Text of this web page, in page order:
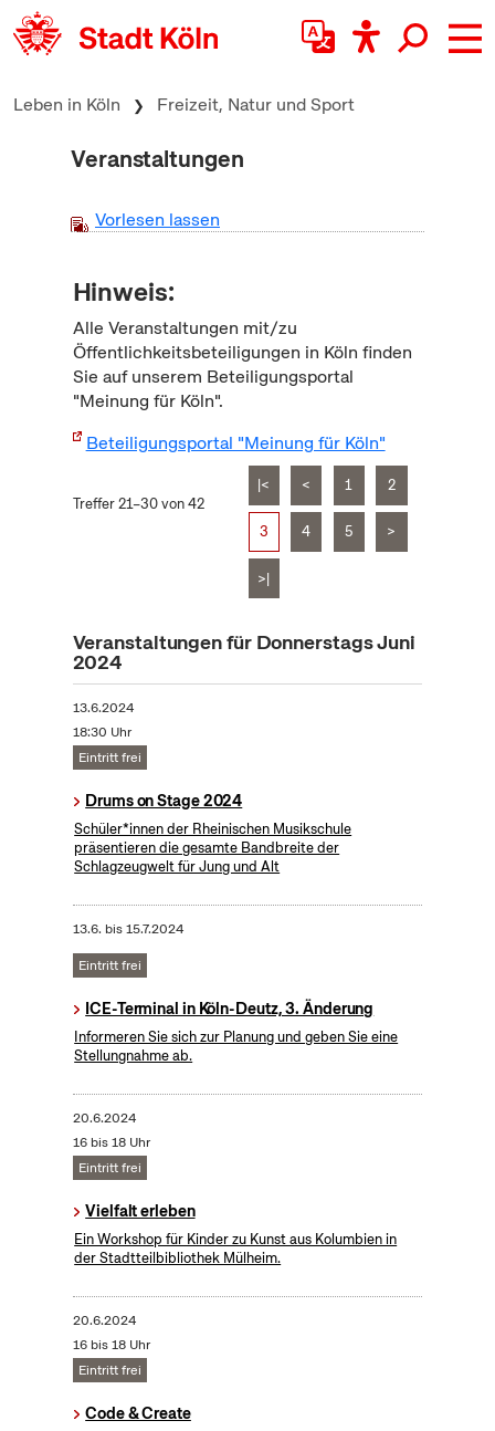
zum Inhalt springen
Leben in Köln Freizeit, Natur und Sport
Veranstaltungen
Vorlesen lassen
Hinweis:
Alle Veranstaltungen mit/zu
Öffentlichkeitsbeteiligungen in Köln finden
Sie auf unserem Beteiligungsportal
"Meinung für Köln".
Beteiligungsportal "Meinung für Köln"
Treffer 21–30 von 42
|< < 1 2
3 4 5 >
>|
Veranstaltungen für Donnerstags Juni
2024
13.6.2024
18:30 Uhr
Eintritt frei
Drums on Stage 2024
Schüler*innen der Rheinischen Musikschule
präsentieren die gesamte Bandbreite der
Schlagzeugwelt für Jung und Alt
13.6. bis15.7.2024
Eintritt frei
ICE-Terminal in Köln-Deutz, 3. Änderung
Informeren Sie sich zur Planung und geben Sie eine
Stellungnahme ab.
20.6.2024
16 bis 18 Uhr
Eintritt frei
Vielfalt erleben
Ein Workshop für Kinder zu Kunst aus Kolumbien in
der Stadtteilbibliothek Mülheim.
20.6.2024
16 bis 18 Uhr
Eintritt frei
Code & Create